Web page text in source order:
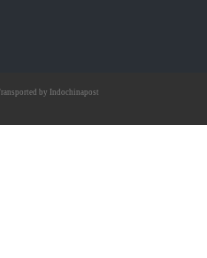
by Indochinapost